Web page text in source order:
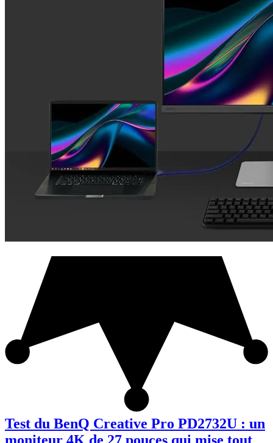
Test du BenQ Creative Pro PD2732U : un